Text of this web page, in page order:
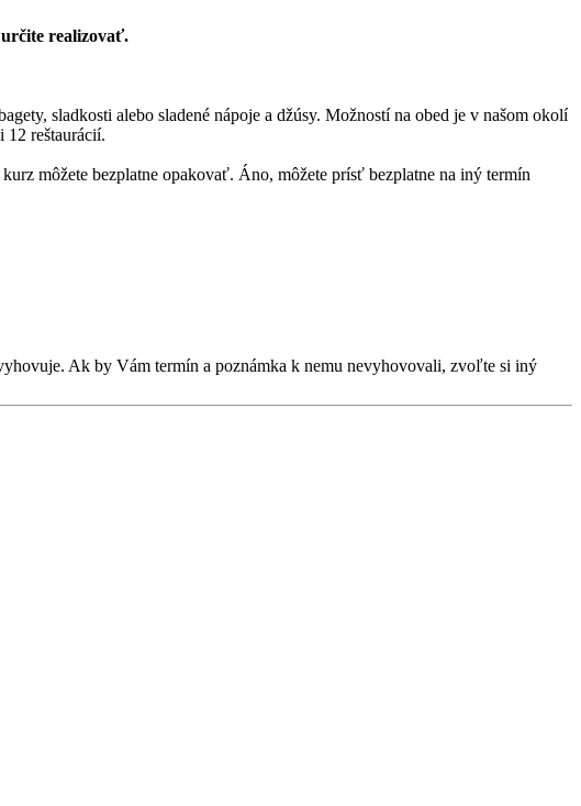
realizovať.
sladkosti alebo sladené nápoje a džúsy. Možností na obed je v našom okolí
12 reštaurácií.
môžete bezplatne opakovať. Áno, môžete prísť bezplatne na iný termín
Ak by Vám termín a poznámka k nemu nevyhovovali, zvoľte si iný